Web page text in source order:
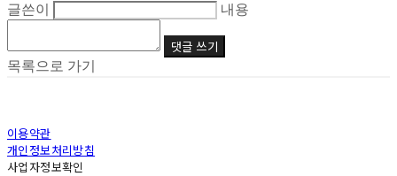
글쓴이
내용
댓글 쓰기
목록으로 가기
이용약관
개인정보처리방침
사업자정보확인